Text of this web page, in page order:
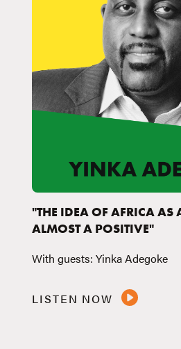
"THE IDEA OF AFRICA AS
ALMOST A POSITIVE"
With guests: Yinka Adegoke
LISTEN NOW